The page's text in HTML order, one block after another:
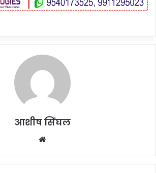
आशीष सिंघल
Website